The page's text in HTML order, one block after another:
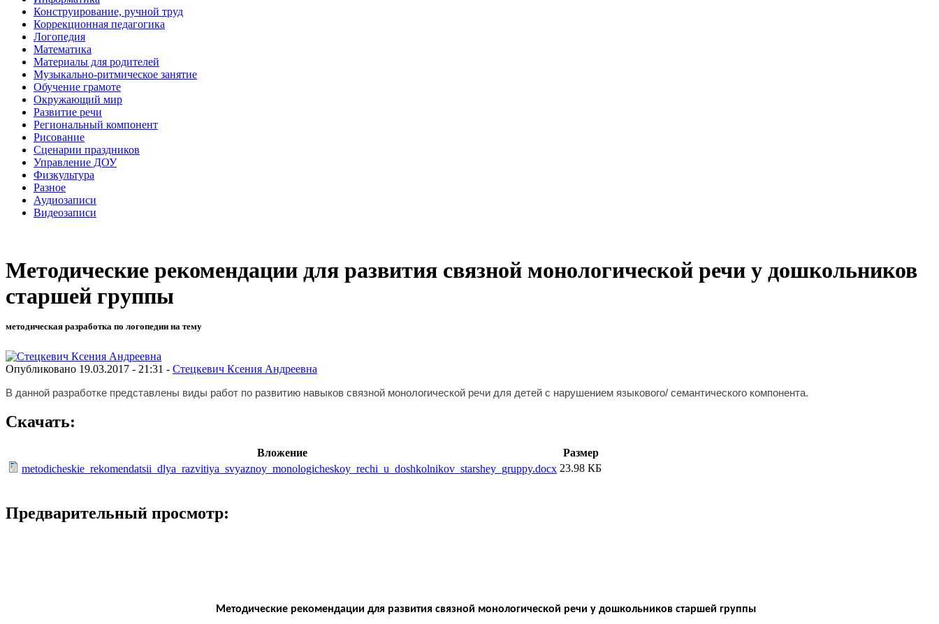
Конструирование, ручной труд
Коррекционная педагогика
Логопедия
Математика
Материалы для родителей
Музыкально-ритмическое занятие
Обучение грамоте
Окружающий мир
Развитие речи
Региональный компонент
Рисование
Сценарии праздников
Управление ДОУ
Физкультура
Разное
Аудиозаписи
Видеозаписи
Методические рекомендации для развития связной монологической речи у дошкольников
старшей группы
методическая разработка по логопедии на тему
Опубликовано 19.03.2017 - 21:31 - Стецкевич Ксения Андреевна
В данной разработке представлены виды работ по развитию навыков связной монологической речи для детей с нарушением языкового/ семантического компонента.
Скачать:
Вложение
Размер
metodicheskie_rekomendatsii_dlya_razvitiya_svyaznoy_monologicheskoy_rechi_u_doshkolnikov_starshey_gruppy.docx 23.98 КБ
Предварительный просмотр:
Методические рекомендации для развития связной монологической речи у дошкольников старшей группы